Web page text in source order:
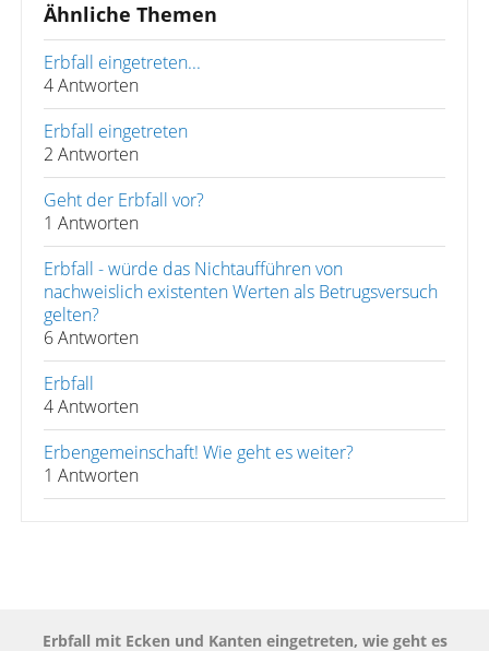
Ähnliche Themen
Erbfall eingetreten...
4 Antworten
Erbfall eingetreten
2 Antworten
Geht der Erbfall vor?
1 Antworten
Erbfall - würde das Nichtaufführen von
nachweislich existenten Werten als Betrugsversuch
gelten?
6 Antworten
Erbfall
4 Antworten
Erbengemeinschaft! Wie geht es weiter?
1 Antworten
Erbfall mit Ecken und Kanten eingetreten, wie geht es